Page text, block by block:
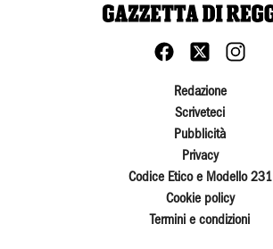
Redazione
Scriveteci
Pubblicità
Privacy
Codice Etico e Modello 231
Cookie policy
Termini e condizioni